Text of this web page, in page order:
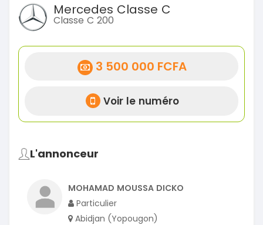
Mercedes Classe C
Classe C 200
3 500 000 FCFA
Voir le numéro
L'annonceur
MOHAMAD MOUSSA DICKO
Particulier
Abidjan (Yopougon)